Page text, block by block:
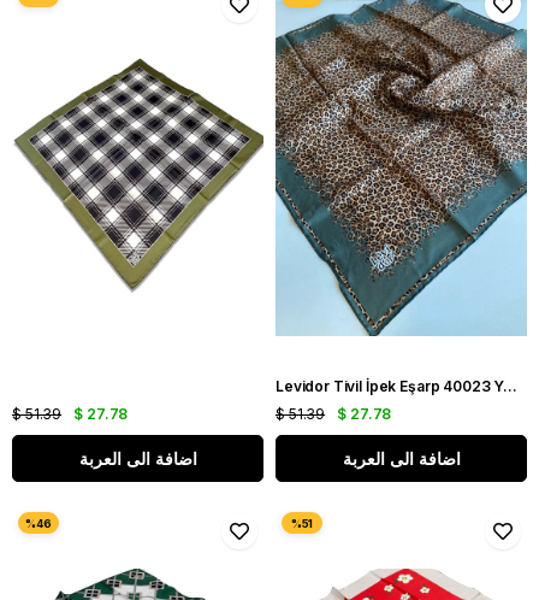
$ 27.78
$ 51.39
اضافة الى العربة
Levidor Tivil İpek Eşarp 40023 Yeşil Karışık Desen
$ 27.78
$ 51.39
اضافة الى العربة